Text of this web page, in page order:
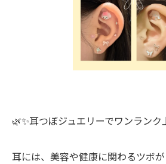
🌿✨耳つぼジュエリーでワンランク
耳には、美容や健康に関わるツボ